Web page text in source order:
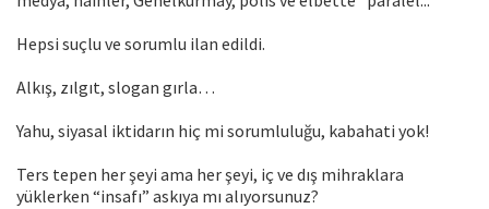
Hepsi suçlu ve sorumlu ilan edildi.
Alkış, zılgıt, slogan gırla…
Yahu, siyasal iktidarın hiç mi sorumluluğu, kabahati yok!
Ters tepen her şeyi ama her şeyi, iç ve dış mihraklara
yüklerken “insafı” askıya mı alıyorsunuz?